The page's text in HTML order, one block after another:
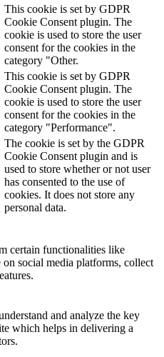
This cookie is set by GDPR
Cookie Consent plugin. The
cookie is used to store the user
consent for the cookies in the
category "Other.
This cookie is set by GDPR
Cookie Consent plugin. The
cookie is used to store the user
consent for the cookies in the
category "Performance".
The cookie is set by the GDPR
Cookie Consent plugin and is
used to store whether or not user
has consented to the use of
cookies. It does not store any
personal data.
certain functionalities like
social media platforms, collect
and analyze the key
which helps in delivering a